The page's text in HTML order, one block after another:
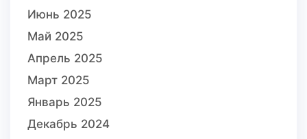
Июнь 2025
Май 2025
Апрель 2025
Март 2025
Январь 2025
Декабрь 2024